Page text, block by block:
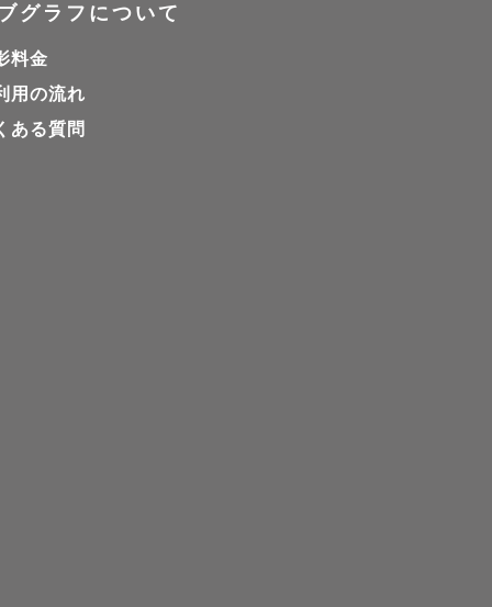
。
グラフについて
料金
用の流れ
ある質問